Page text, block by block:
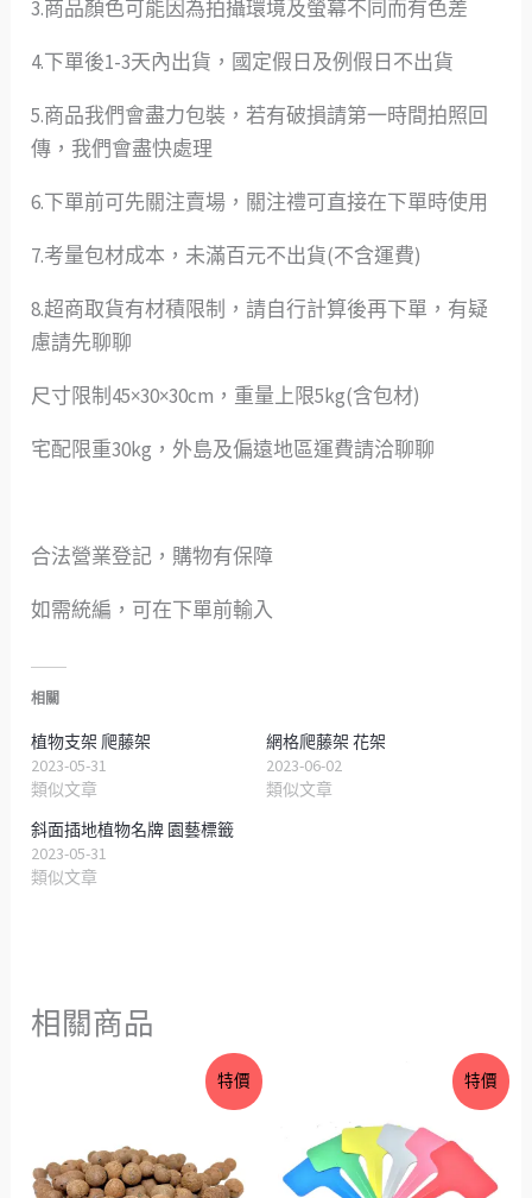
3.商品顏色可能因為拍攝環境及螢幕不同而有色差
4.下單後1-3天內出貨，國定假日及例假日不出貨
5.商品我們會盡力包裝，若有破損請第一時間拍照回
傳，我們會盡快處理
6.下單前可先關注賣場，關注禮可直接在下單時使用
7.考量包材成本，未滿百元不出貨(不含運費)
8.超商取貨有材積限制，請自行計算後再下單，有疑
慮請先聊聊
尺寸限制45×30×30cm，重量上限5kg(含包材)
宅配限重30kg，外島及偏遠地區運費請洽聊聊
合法營業登記，購物有保障
如需統編，可在下單前輸入
相關
植物支架 爬藤架
2023-05-31
類似文章
網格爬藤架 花架
2023-06-02
類似文章
斜面插地植物名牌 園藝標籤
2023-05-31
類似文章
相關商品
特價
NT$30。NT$23。
特價
格：
NT$60。
格：
NT$19。